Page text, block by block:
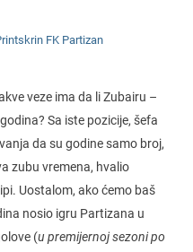
FK Partizan
veze ima da li Zubairu –
Sa iste pozicije, šefa
da su godine samo broj,
zubu vremena, hvalio
Uostalom, ako ćemo baš
nosio igru Partizana u
(u premijernoj sezoni po